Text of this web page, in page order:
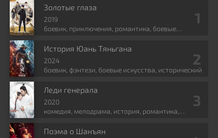
Золотые глаза
2019
боевик, приключения, романтика, боевые
История Юань Тяньгана
2024
боевик, фэнтези, боевые искусства, исторический
Леди генерала
2020
комедия, мелодрама, история, романтика,
Поэма о Шанъян